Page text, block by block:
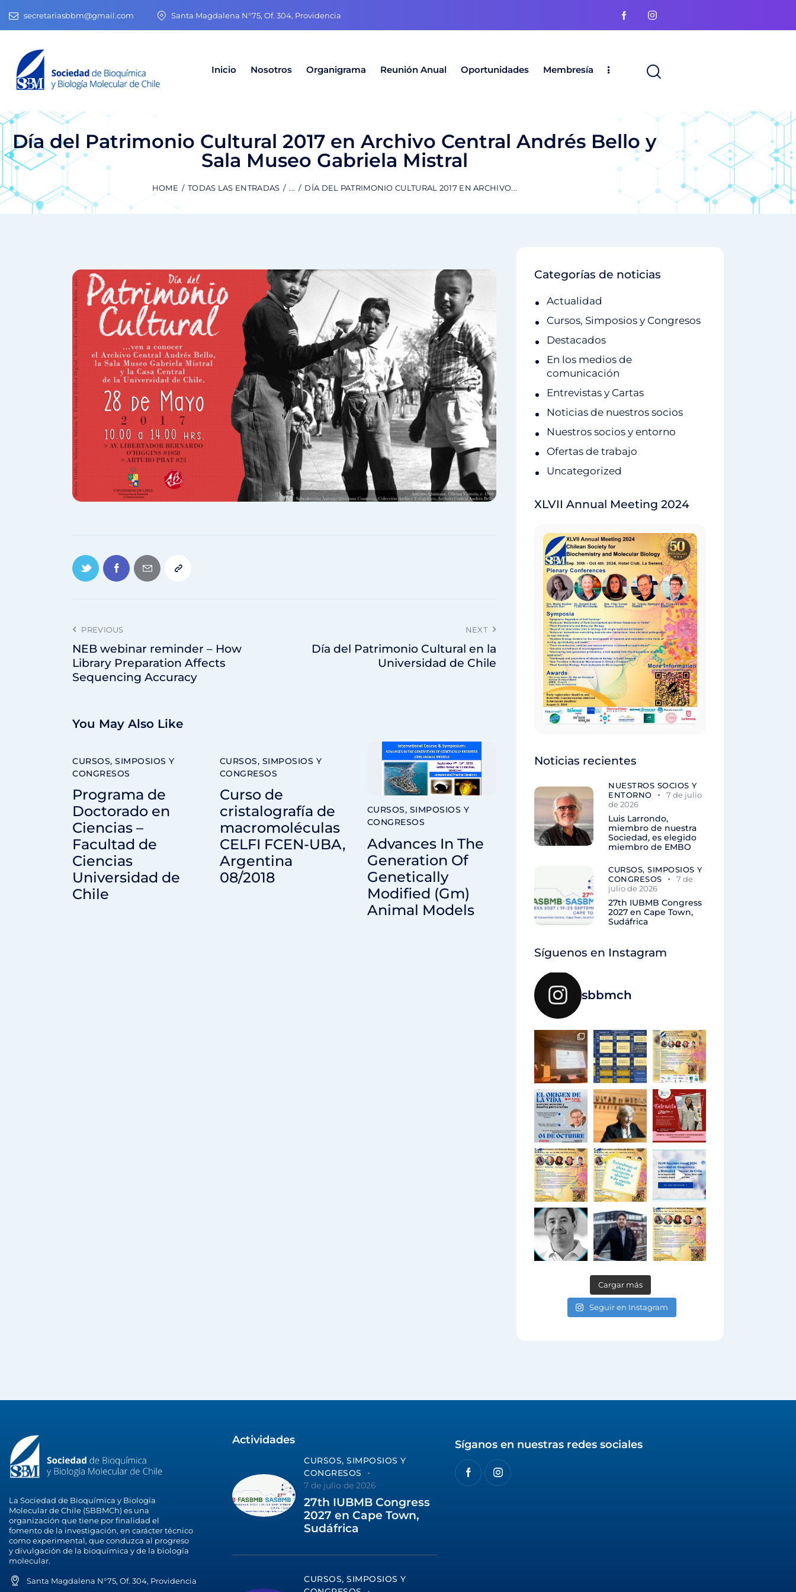
secretariasbbm@gmail.com Santa Magdalena N°75, Of. 304, Providencia
Inicio Nosotros Organigrama Reunión Anual Oportunidades Membresía
Día del Patrimonio Cultural 2017 en Archivo Central Andrés Bello y
Sala Museo Gabriela Mistral
HOME TODAS LAS ENTRADAS ... DÍA DEL PATRIMONIO CULTURAL 2017 EN ARCHIVO...
PREVIOUS
NEB webinar reminder – How
Library Preparation Affects
Sequencing Accuracy
NEXT
Día del Patrimonio Cultural en la
Universidad de Chile
You May Also Like
CURSOS, SIMPOSIOS Y
CONGRESOS
Programa de
Doctorado en
Ciencias –
Facultad de
Ciencias
Universidad de
Chile
CURSOS, SIMPOSIOS Y
CONGRESOS
Curso de
cristalografía de
macromoléculas
CELFI FCEN-UBA,
Argentina
08/2018
CURSOS, SIMPOSIOS Y
CONGRESOS
Advances In The
Generation Of
Genetically
Modified (Gm)
Animal Models
Categorías de noticias
Actualidad
Cursos, Simposios y Congresos
Destacados
En los medios de
comunicación
Entrevistas y Cartas
Noticias de nuestros socios
Nuestros socios y entorno
Ofertas de trabajo
Uncategorized
XLVII Annual Meeting 2024
Noticias recientes
NUESTROS SOCIOS Y
ENTORNO
7 de julio
de 2026
Luis Larrondo,
miembro de nuestra
Sociedad, es elegido
miembro de EMBO
CURSOS, SIMPOSIOS Y
CONGRESOS
7 de
julio de 2026
27th IUBMB Congress
2027 en Cape Town,
Sudáfrica
Síguenos en Instagram
sbbmch
Cargar más
Seguir en Instagram
La Sociedad de Bioquímica y Biología
Molecular de Chile (SBBMCh) es una
organización que tiene por finalidad el
fomento de la investigación, en carácter técnico
como experimental, que conduzca al progreso
y divulgación de la bioquímica y de la biología
molecular.
Santa Magdalena N°75, Of. 304, Providencia
Actividades
CURSOS, SIMPOSIOS Y
CONGRESOS
7 de julio de 2026
27th IUBMB Congress
2027 en Cape Town,
Sudáfrica
CURSOS, SIMPOSIOS Y
Síganos en nuestras redes sociales